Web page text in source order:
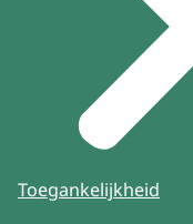
Toegankelijkheid